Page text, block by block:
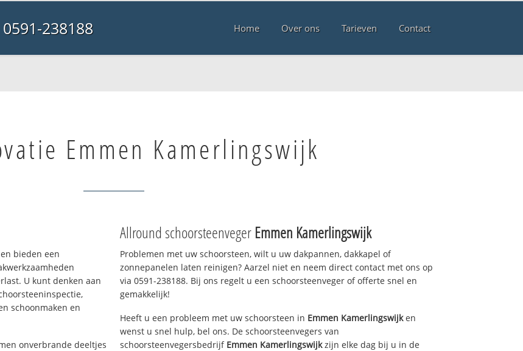
0591-238188 Home Over ons Tarieven Contact
Emmen Kamerlingswijk
bieden een
U kunt denken aan
schoonmaken en
onverbrande deeltjes
Allround schoorsteenveger Emmen Kamerlingswijk
Problemen met uw schoorsteen, wilt u uw dakpannen, dakkapel of
zonnepanelen laten reinigen? Aarzel niet en neem direct contact met ons op
via 0591-238188. Bij ons regelt u een schoorsteenveger of offerte snel en
gemakkelijk!
Heeft u een probleem met uw schoorsteen in Emmen Kamerlingswijken
wenst u snel hulp, bel ons. De schoorsteenvegers van
schoorsteenvegersbedrijf Emmen Kamerlingswijkzijn elke dag bij u in de